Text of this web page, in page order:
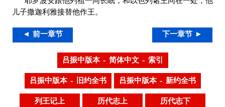
儿子撒迦利雅接替他作王。
◄ 前一章节 下一章节 ►
吕振中版本 – 简体中文 – 索引
吕振中版本 – 旧约全书 吕振中版本 – 新约全书
列王记上 历代志上 历代志下